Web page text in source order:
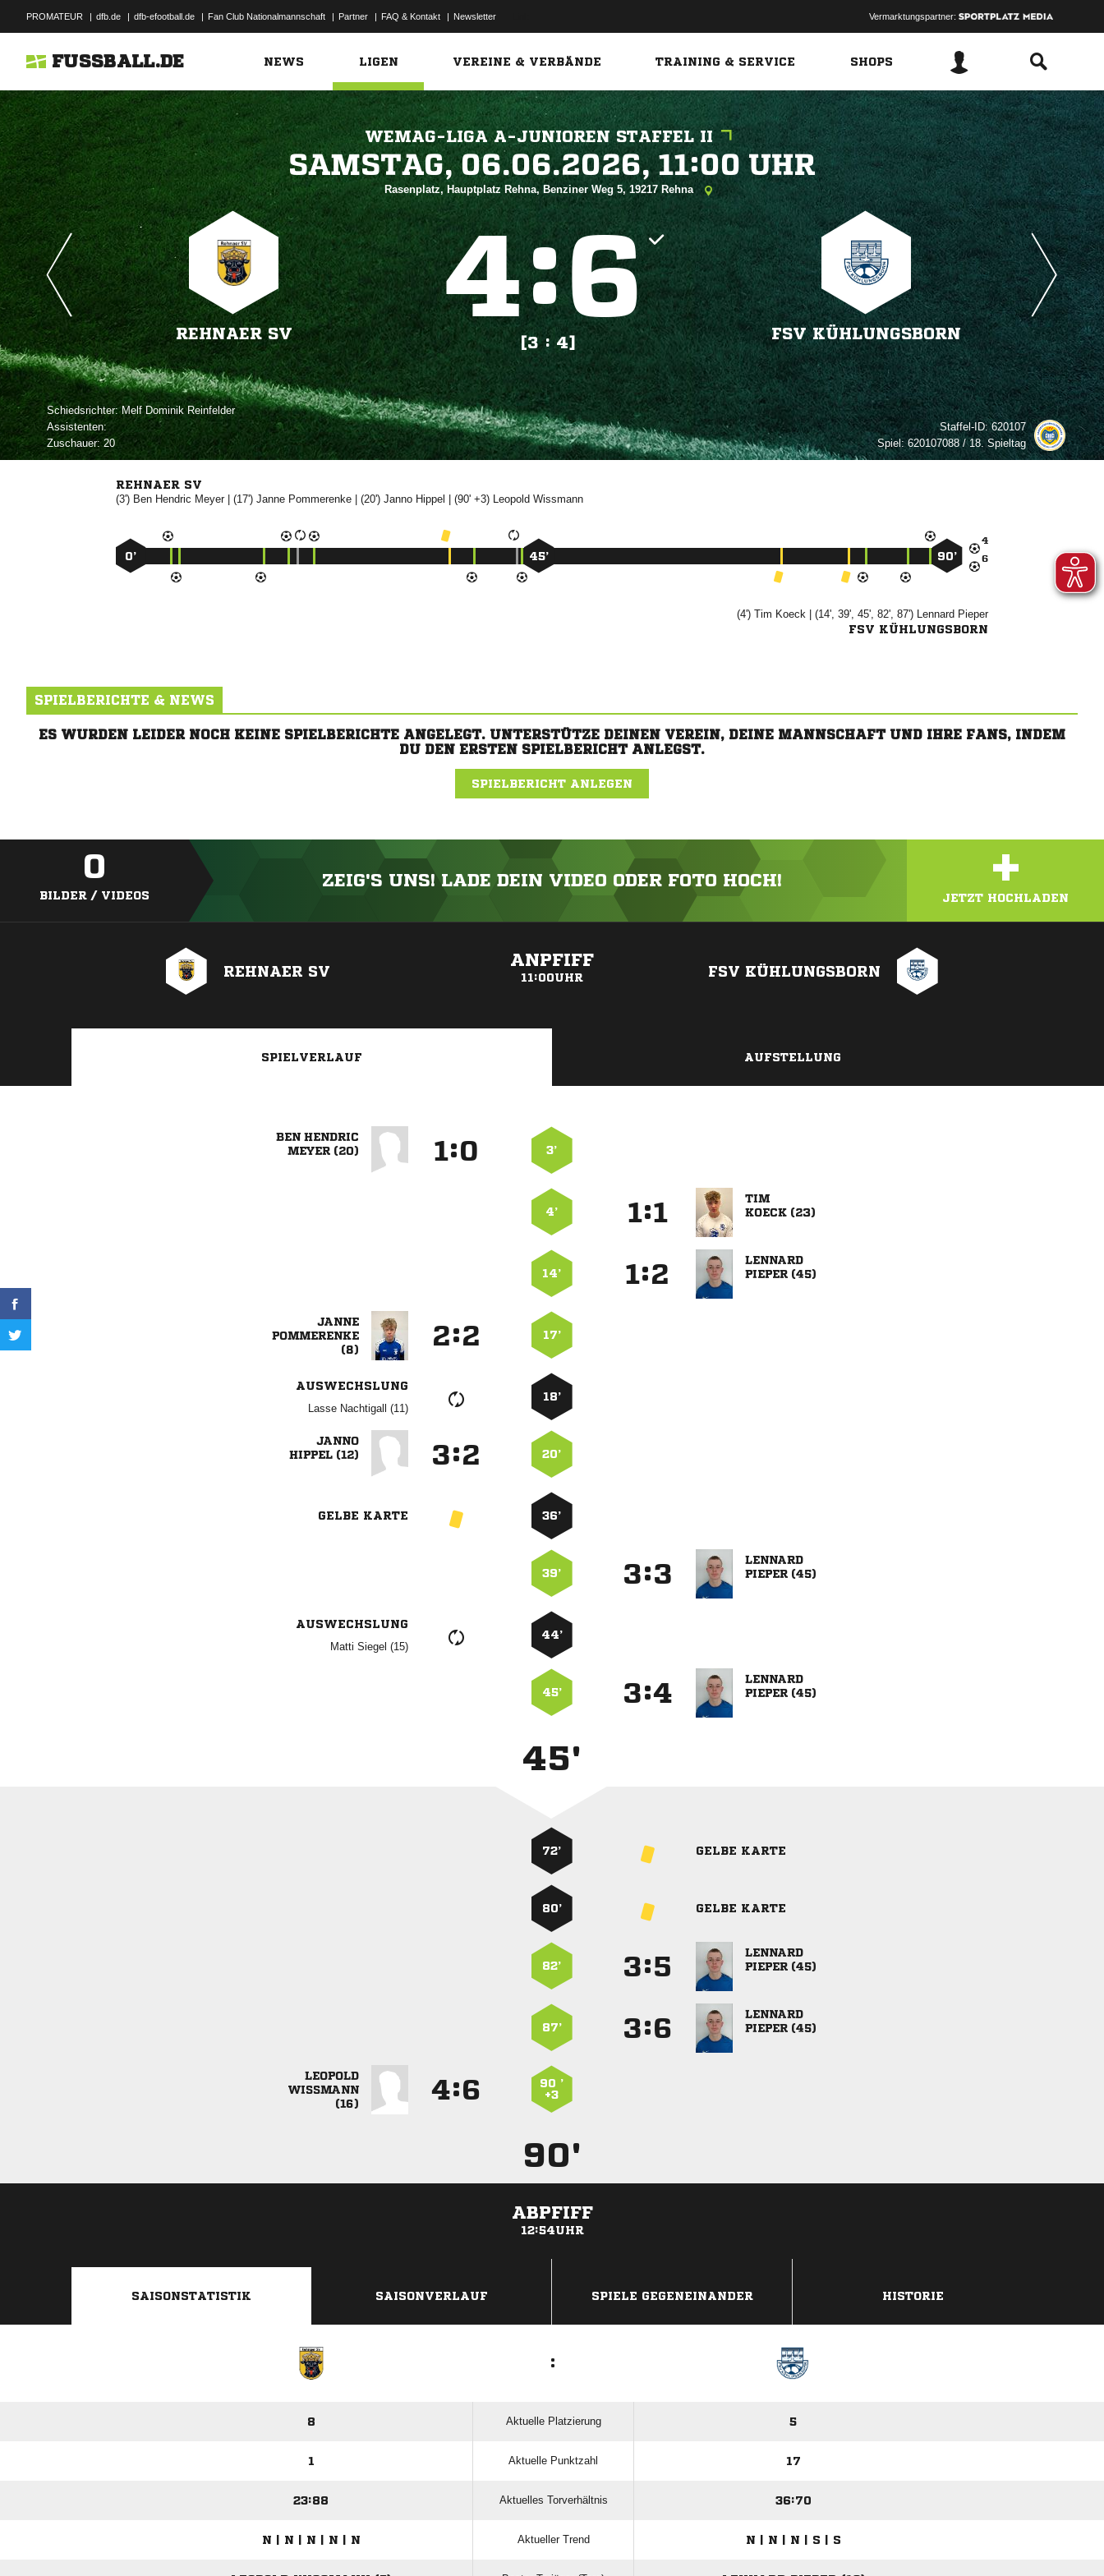
PROMATEUR | dfb.de | dfb-efootball.de | Fan Club Nationalmannschaft | Partner | FAQ & Kontakt | Newsletter Vermarktungspartner:
FUSSBALL.DE NEWS LIGEN VEREINE & VERBÄNDE TRAINING & SERVICE SHOPS
WEMAG-LIGA A-JUNIOREN STAFFEL II
   
Rasenplatz, Hauptplatz Rehna, Benziner Weg 5, 19217 Rehna
REHNAER SV
:
[3 : 4]
FSV KÜHLUNGSBORN
Schiedsrichter:  
Assistenten:
Zuschauer:20
Staffel-ID:620107
Spiel:620107088 / 18. Spieltag
REHNAER SV
(3')   | (17') | (20')  | (90' +3)  


0’ 45’ 90’
(4')  | (14', 39', 45', 82', 87')  
FSV KÜHLUNGSBORN
SPIELBERICHTE & NEWS
ES WURDEN LEIDER NOCH KEINE SPIELBERICHTE ANGELEGT. UNTERSTÜTZE DEINEN VEREIN, DEINE MANNSCHAFT UND IHRE FANS, INDEM
DU DEN ERSTEN SPIELBERICHT ANLEGST.
SPIELBERICHT ANLEGEN
0
BILDER / VIDEOS
ZEIG'S UNS! LADE DEIN VIDEO ODER FOTO HOCH! +
JETZT HOCHLADEN
REHNAER SV
ANPFIFF
11:00UHR FSV KÜHLUNGSBORN
SPIELVERLAUF AUFSTELLUNG
 
 
: 3’
4’ :

 
14’ :

 



: 17’
AUSWECHSLUNG
  
18’

 
: 20’
GELBE KARTE 36’
39’ :

 
AUSWECHSLUNG
  
44’
45’ :

 
45'
72’ GELBE KARTE
80’ GELBE KARTE
82’ :

 
87’ :

 



:
90 ’
+3
90'
ABPFIFF
12:54UHR
SAISONSTATISTIK SAISONVERLAUF SPIELE GEGENEINANDER HISTORIE
:
8 Aktuelle Platzierung 5
1 Aktuelle Punktzahl 17
23:88 Aktuelles Torverhältnis 36:70
N | N | N | N | N Aktueller Trend N | N | N | S | S